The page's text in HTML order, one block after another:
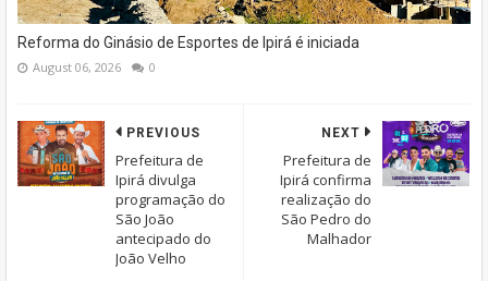
Reforma do Ginásio de Esportes de Ipirá é iniciada
August 06, 2026 0
NEXT
Prefeitura de
Ipirá confirma
realização do
São Pedro do
Malhador
PREVIOUS
Prefeitura de
Ipirá divulga
programação do
São João
antecipado do
João Velho